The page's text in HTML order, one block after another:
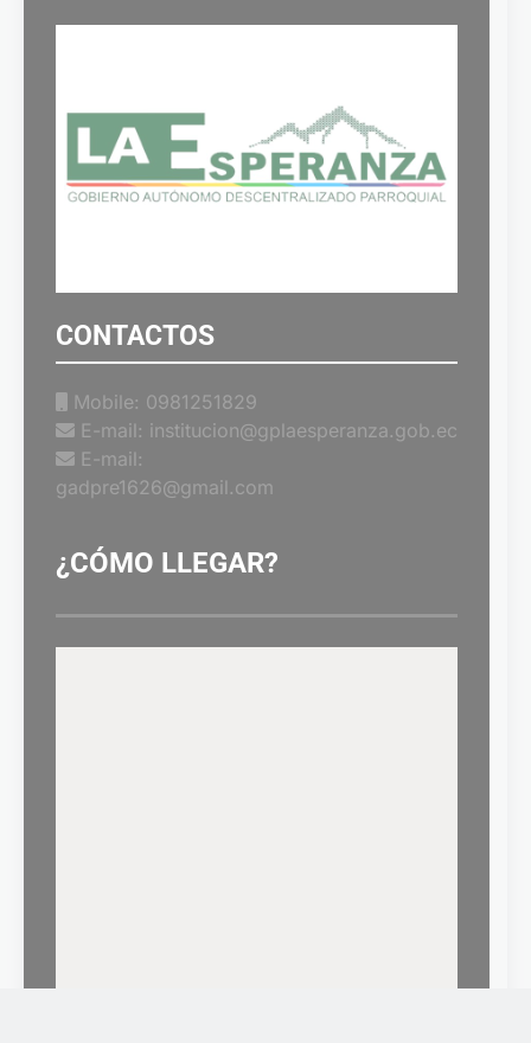
CONTACTOS
Mobile: 0981251829
E-mail: institucion@gplaesperanza.gob.ec
E-mail:
gadpre1626@gmail.com
¿CÓMO LLEGAR?